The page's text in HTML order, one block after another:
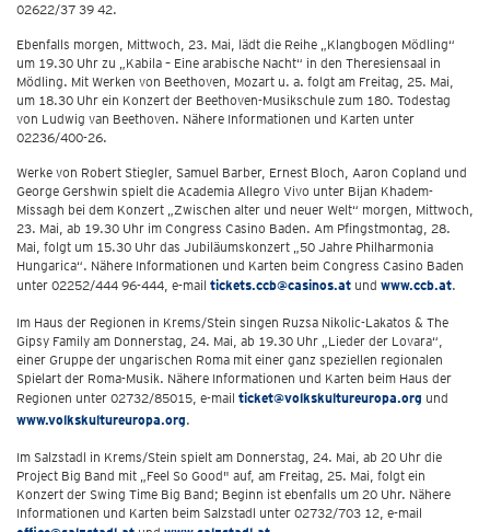
02622/37 39 42.
Ebenfalls morgen, Mittwoch, 23. Mai, lädt die Reihe „Klangbogen Mödling“
um 19.30 Uhr zu „Kabila – Eine arabische Nacht“ in den Theresiensaal in
Mödling. Mit Werken von Beethoven, Mozart u. a. folgt am Freitag, 25. Mai,
um 18.30 Uhr ein Konzert der Beethoven-Musikschule zum 180. Todestag
von Ludwig van Beethoven. Nähere Informationen und Karten unter
02236/400-26.
Werke von Robert Stiegler, Samuel Barber, Ernest Bloch, Aaron Copland und
George Gershwin spielt die Academia Allegro Vivo unter Bijan Khadem-
Missagh bei dem Konzert „Zwischen alter und neuer Welt“ morgen, Mittwoch,
23. Mai, ab 19.30 Uhr im Congress Casino Baden. Am Pfingstmontag, 28.
Mai, folgt um 15.30 Uhr das Jubiläumskonzert „50 Jahre Philharmonia
Hungarica“. Nähere Informationen und Karten beim Congress Casino Baden
unter 02252/444 96-444, e-mail tickets.ccb@casinos.at und www.ccb.at.
Im Haus der Regionen in Krems/Stein singen Ruzsa Nikolic-Lakatos & The
Gipsy Family am Donnerstag, 24. Mai, ab 19.30 Uhr „Lieder der Lovara“,
einer Gruppe der ungarischen Roma mit einer ganz speziellen regionalen
Spielart der Roma-Musik. Nähere Informationen und Karten beim Haus der
Regionen unter 02732/85015, e-mail ticket@volkskultureuropa.org und
www.volkskultureuropa.org.
Im Salzstadl in Krems/Stein spielt am Donnerstag, 24. Mai, ab 20 Uhr die
Project Big Band mit „Feel So Good" auf, am Freitag, 25. Mai, folgt ein
Konzert der Swing Time Big Band; Beginn ist ebenfalls um 20 Uhr. Nähere
Informationen und Karten beim Salzstadl unter 02732/703 12, e-mail